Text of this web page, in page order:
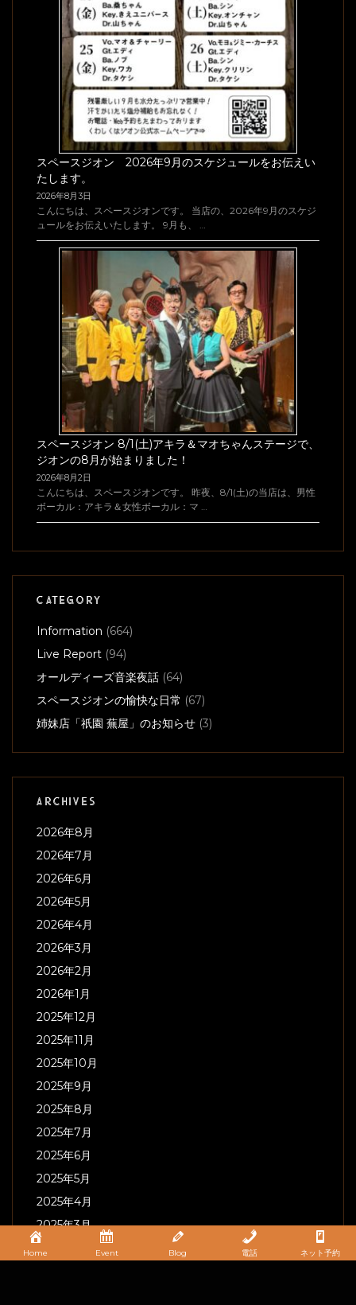
スペースジオン 2026年9月のスケジュールをお伝えい
たします。
2026年8月3日
こんにちは、スペースジオンです。 当店の、2026年9月のスケジ
ュールをお伝えいたします。 9月も、 …
スペースジオン 8/1(土)アキラ＆マオちゃんステージで、
ジオンの8月が始まりました！
2026年8月2日
こんにちは、スペースジオンです。 昨夜、8/1(土)の当店は、男性
ボーカル：アキラ＆女性ボーカル：マ …
CATEGORY
Information (664)
Live Report (94)
オールディーズ音楽夜話 (64)
スペースジオンの愉快な日常 (67)
姉妹店「祇園 蕪屋」のお知らせ (3)
ARCHIVES
2026年8月
2026年7月
2026年6月
2026年5月
2026年4月
2026年3月
2026年2月
2026年1月
2025年12月
2025年11月
2025年10月
2025年9月
2025年8月
2025年7月
2025年6月
2025年5月
2025年4月
2025年3月
2025年2月
Home Event Blog 電話 ネット予約